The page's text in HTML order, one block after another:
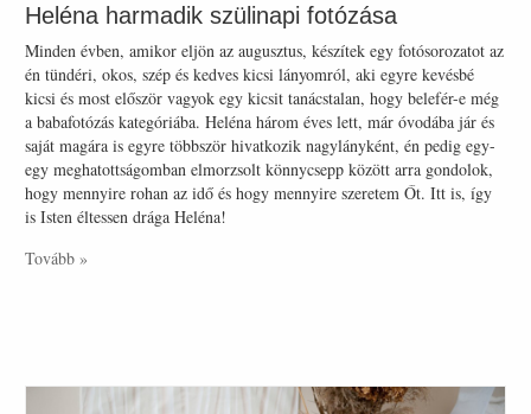
Heléna harmadik szülinapi fotózása
Minden évben, amikor eljön az augusztus, készítek egy fotósorozatot az
én tündéri, okos, szép és kedves kicsi lányomról, aki egyre kevésbé
kicsi és most először vagyok egy kicsit tanácstalan, hogy belefér-e még
a babafotózás kategóriába. Heléna három éves lett, már óvodába jár és
saját magára is egyre többször hivatkozik nagylányként, én pedig egy-
egy meghatottságomban elmorzsolt könnycsepp között arra gondolok,
hogy mennyire rohan az idő és hogy mennyire szeretem Őt. Itt is, így
is Isten éltessen drága Heléna!
Tovább »